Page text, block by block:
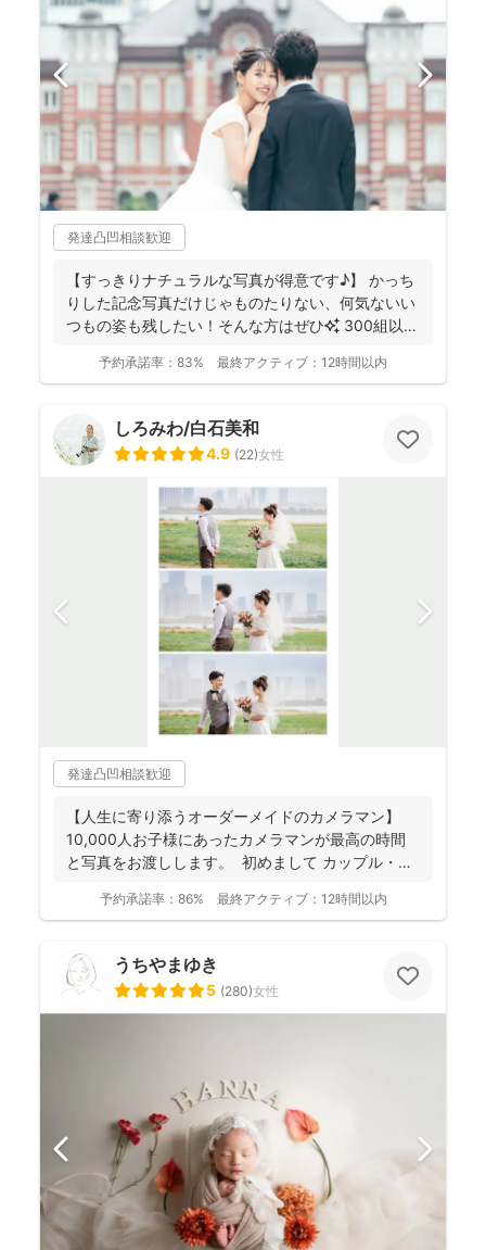
発達凸凹相談歓迎
【すっきりナチュラルな写真が得意です♪】 かっち
りした記念写真だけじゃものたりない、何気ないい
つもの姿も残したい！そんな方はぜひ✨️ 300組以上
予約承諾率： 83% 最終アクティブ： 12時間以内
しろみわ/白石美和
4.9 (22)女性
発達凸凹相談歓迎
【人生に寄り添うオーダーメイドのカメラマン】
10,000人お子様にあったカメラマンが最高の時間
と写真をお渡しします。 初めまして カップル・
予約承諾率： 86% 最終アクティブ： 12時間以内
うちやまゆき
5 (280)女性